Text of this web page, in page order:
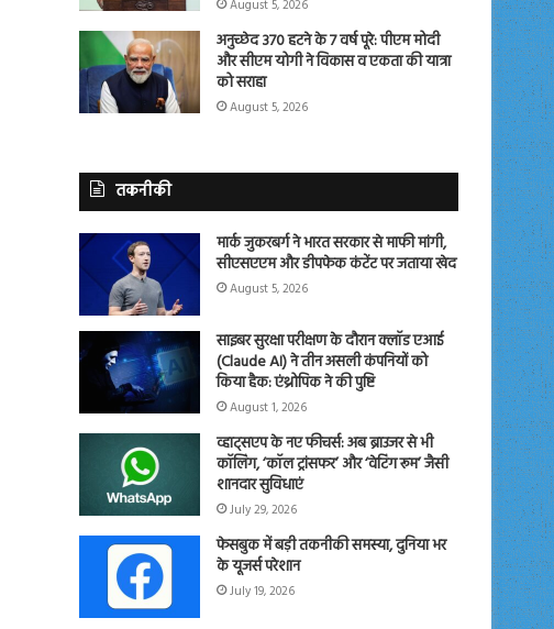
August 5, 2026
अनुच्छेद 370 हटने के 7 वर्ष पूरे: पीएम मोदी
और सीएम योगी ने विकास व एकता की यात्रा
को सराहा
August 5, 2026
तकनीकी
मार्क जुकरबर्ग ने भारत सरकार से माफी मांगी,
सीएसएएम और डीपफेक कंटेंट पर जताया खेद
August 5, 2026
साइबर सुरक्षा परीक्षण के दौरान क्लॉड एआई
(Claude AI) ने तीन असली कंपनियों को
किया हैक: एंथ्रोपिक ने की पुष्टि
August 1, 2026
व्हाट्सएप के नए फीचर्स: अब ब्राउजर से भी
कॉलिंग, ‘कॉल ट्रांसफर’ और ‘वेटिंग रूम’ जैसी
शानदार सुविधाएं
July 29, 2026
फेसबुक में बड़ी तकनीकी समस्या, दुनिया भर
के यूजर्स परेशान
July 19, 2026